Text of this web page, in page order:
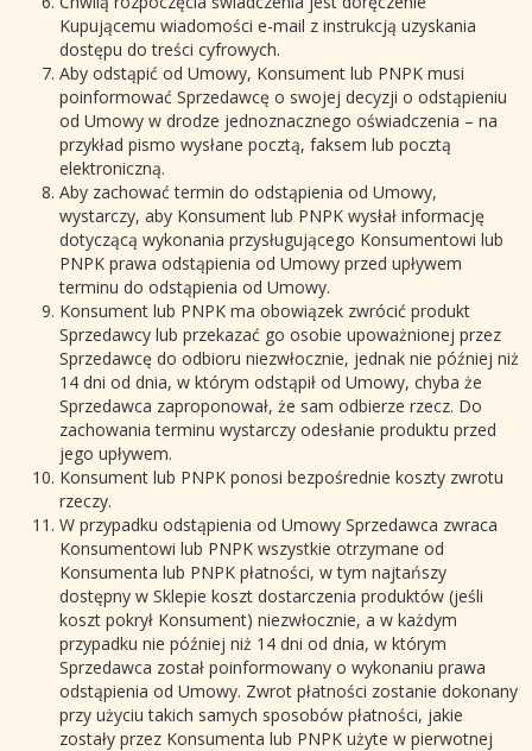
Kupującemu wiadomości e-mail z instrukcją uzyskania
dostępu do treści cyfrowych.
Aby odstąpić od Umowy, Konsument lub PNPK musi
poinformować Sprzedawcę o swojej decyzji o odstąpieniu
od Umowy w drodze jednoznacznego oświadczenia – na
przykład pismo wysłane pocztą, faksem lub pocztą
elektroniczną.
Aby zachować termin do odstąpienia od Umowy,
wystarczy, aby Konsument lub PNPK wysłał informację
dotyczącą wykonania przysługującego Konsumentowi lub
PNPK prawa odstąpienia od Umowy przed upływem
terminu do odstąpienia od Umowy.
Konsument lub PNPK ma obowiązek zwrócić produkt
Sprzedawcy lub przekazać go osobie upoważnionej przez
Sprzedawcę do odbioru niezwłocznie, jednak nie później niż
14 dni od dnia, w którym odstąpił od Umowy, chyba że
Sprzedawca zaproponował, że sam odbierze rzecz. Do
zachowania terminu wystarczy odesłanie produktu przed
jego upływem.
Konsument lub PNPK ponosi bezpośrednie koszty zwrotu
rzeczy.
W przypadku odstąpienia od Umowy Sprzedawca zwraca
Konsumentowi lub PNPK wszystkie otrzymane od
Konsumenta lub PNPK płatności, w tym najtańszy
dostępny w Sklepie koszt dostarczenia produktów (jeśli
koszt pokrył Konsument) niezwłocznie, a w każdym
przypadku nie później niż 14 dni od dnia, w którym
Sprzedawca został poinformowany o wykonaniu prawa
odstąpienia od Umowy. Zwrot płatności zostanie dokonany
przy użyciu takich samych sposobów płatności, jakie
zostały przez Konsumenta lub PNPK użyte w pierwotnej